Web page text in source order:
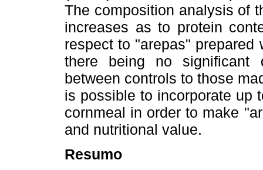
The composition analysis of
increases as to protein
respect to "arepas" prepared
there being no significant
between controls to those
is possible to incorporate up
cornmeal in order to make
and nutritional value.
Resumo